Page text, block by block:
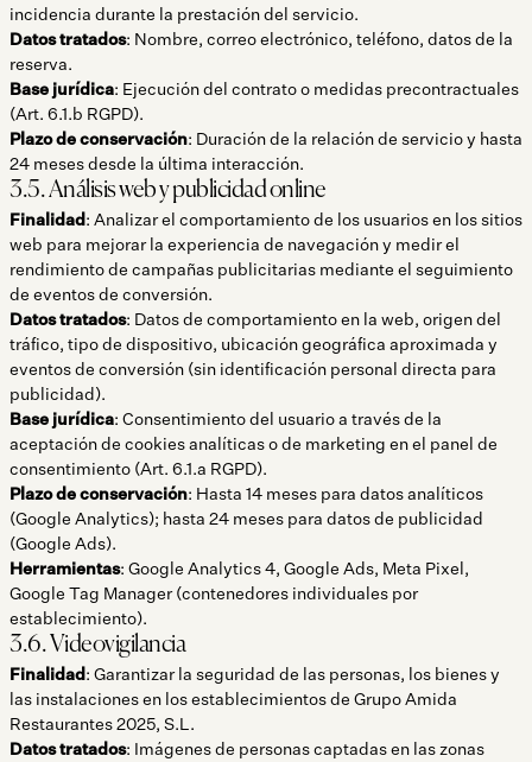
incidencia durante la prestación del servicio.
Datos tratados: Nombre, correo electrónico, teléfono, datos de la
reserva.
Base jurídica: Ejecución del contrato o medidas precontractuales
(Art. 6.1.b RGPD).
Plazo de conservación: Duración de la relación de servicio y hasta
24 meses desde la última interacción.
3.5. Análisis web y publicidad online
Finalidad: Analizar el comportamiento de los usuarios en los sitios
web para mejorar la experiencia de navegación y medir el
rendimiento de campañas publicitarias mediante el seguimiento
de eventos de conversión.
Datos tratados: Datos de comportamiento en la web, origen del
tráfico, tipo de dispositivo, ubicación geográfica aproximada y
eventos de conversión (sin identificación personal directa para
publicidad).
Base jurídica: Consentimiento del usuario a través de la
aceptación de cookies analíticas o de marketing en el panel de
consentimiento (Art. 6.1.a RGPD).
Plazo de conservación: Hasta 14 meses para datos analíticos
(Google Analytics); hasta 24 meses para datos de publicidad
(Google Ads).
Herramientas: Google Analytics 4, Google Ads, Meta Pixel,
Google Tag Manager (contenedores individuales por
establecimiento).
3.6. Videovigilancia
Finalidad: Garantizar la seguridad de las personas, los bienes y
las instalaciones en los establecimientos de Grupo Amida
Restaurantes 2025, S.L.
Datos tratados: Imágenes de personas captadas en las zonas